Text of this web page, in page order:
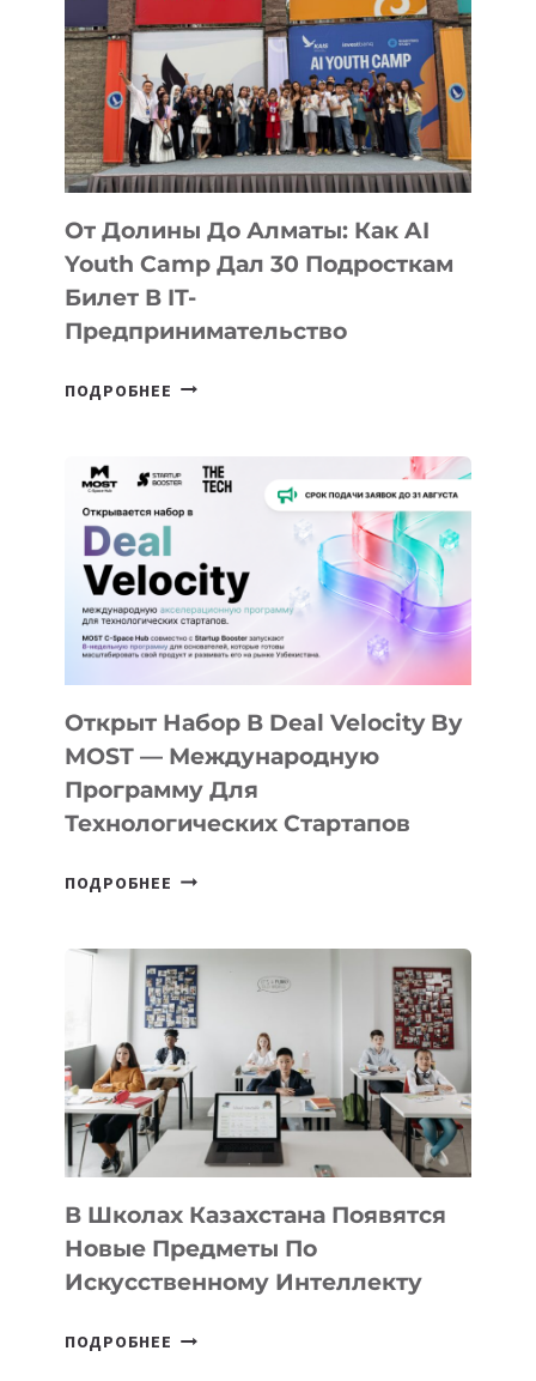
От Долины До Алматы: Как AI
Youth Camp Дал 30 Подросткам
Билет В IT-
Предпринимательство
ПОДРОБНЕЕ ОТ
АЛМАТЫ:
КАК
AI
YOUTH
CAMP
ДАЛ
30
ПОДРОСТКАМ
БИЛЕТ
В
ПРЕДПРИНИМАТЕЛЬСТВО
Открыт Набор В Deal Velocity By
MOST — Международную
Программу Для
Технологических Стартапов
ПОДРОБНЕЕ ОТКРЫТ
DEAL
VELOCITY
BY
MOST
—
МЕЖДУНАРОДНУЮ
ПРОГРАММУ
ДЛЯ
ТЕХНОЛОГИЧЕСКИХ
В Школах Казахстана Появятся
Новые Предметы По
Искусственному Интеллекту
ПОДРОБНЕЕ